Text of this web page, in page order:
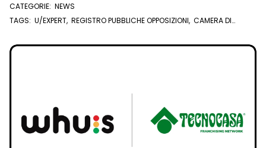
CATEGORIE: NEWS
TAGS: U/EXPERT, REGISTRO PUBBLICHE OPPOSIZIONI, CAMERA DI